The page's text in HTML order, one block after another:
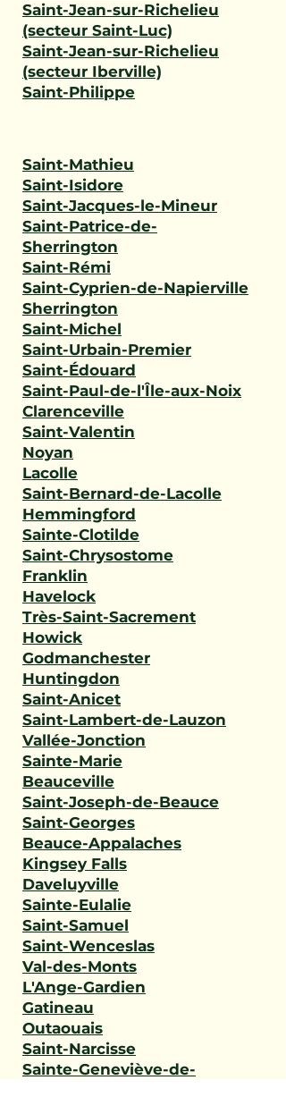
Saint-Jean-sur-Richelieu
(secteur Saint-Luc)
Saint-Jean-sur-Richelieu
(secteur Iberville)
Saint-Philippe
Saint-Mathieu
Saint-Isidore
Saint-Jacques-le-Mineur
Saint-Patrice-de-
Sherrington
Saint-Rémi
Saint-Cyprien-de-Napierville
Sherrington
Saint-Michel
Saint-Urbain-Premier
Saint-Édouard
Saint-Paul-de-l'Île-aux-Noix
Clarenceville
Saint-Valentin
Noyan
Lacolle
Saint-Bernard-de-Lacolle
Hemmingford
Sainte-Clotilde
Saint-Chrysostome
Franklin
Havelock
Très-Saint-Sacrement
Howick
Godmanchester
Huntingdon
Saint-Anicet
Saint-Lambert-de-Lauzon
Vallée-Jonction
Sainte-Marie
Beauceville
Saint-Joseph-de-Beauce
Saint-Georges
Beauce-Appalaches
Kingsey Falls
Daveluyville
Sainte-Eulalie
Saint-Samuel
Saint-Wenceslas
Val-des-Monts
L'Ange-Gardien
Gatineau
Outaouais
Saint-Narcisse
Sainte-Geneviève-de-